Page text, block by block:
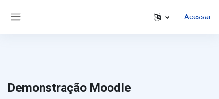
Acessar
Demonstração Moodle